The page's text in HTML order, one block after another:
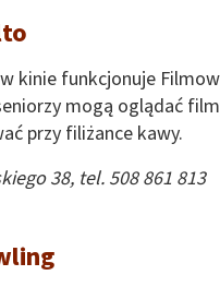
kinie funkcjonuje
mogą oglądać
przy filiżance kawy.
38, tel. 508 861 813